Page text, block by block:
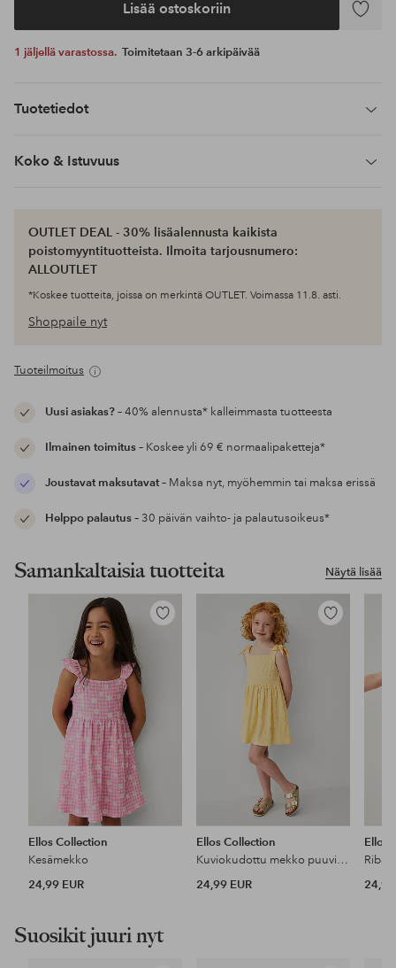
Lisää ostoskoriin
Lisää
1 jäljellä varastossa. Toimitetaan 3-6 arkipäivää
Tuotetiedot
Koko & Istuvuus
OUTLET DEAL - 30% lisäalennusta kaikista
poistomyyntituotteista. Ilmoita tarjousnumero:
ALLOUTLET
*Koskee tuotteita, joissa on merkintä OUTLET. Voimassa 11.8. asti.
Shoppaile nyt
Tuoteilmoitus
Uusi asiakas?– 40% alennusta* kalleimmasta tuotteesta
Ilmainen toimitus– Koskee yli 69 € normaalipaketteja*
Joustavat maksutavat– Maksa nyt, myöhemmin tai maksa erissä
Helppo palautus– 30 päivän vaihto- ja palautusoikeus*
Näytä lisää
Samankaltaisia tuotteita
Lisää
Ellos Collection
Kesämekko
24,99 EUR
Lisää
Ellos Collection
Kuviokudottu mekko puuvillajersey-kankaasta
24,99 EUR
Ellos
24,99
Suosikit juuri nyt